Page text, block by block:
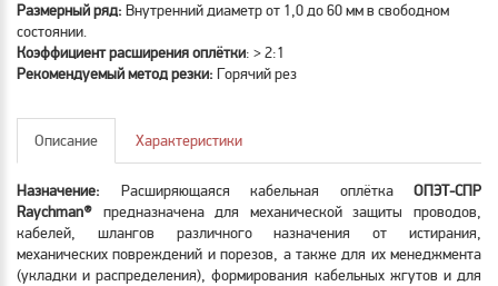
Размерный ряд: Внутренний диаметр от 1,0 до 60 мм в свободном
состоянии.
Коэффициент расширения оплётки: > 2:1
Рекомендуемый метод резки: Горячий рез
Описание Характеристики
Назначение: Расширяющаяся кабельная оплётка ОПЭТ-СПР
Raychman® предназначена для механической защиты проводов,
кабелей, шлангов различного назначения от истирания,
механических повреждений и порезов, а также для их менеджмента
(укладки и распределения), формирования кабельных жгутов и для